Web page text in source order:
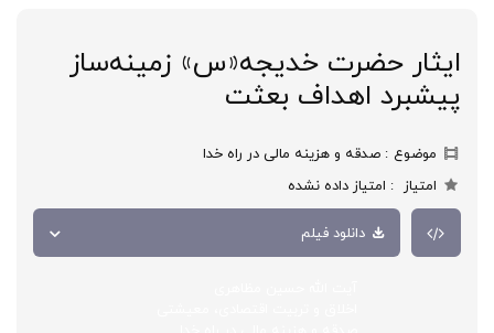
ایثار حضرت خدیجه«س» زمینه‌ساز
پیشبرد اهداف بعثت
موضوع
صدقه و هزینه مالی در راه خدا
امتیاز
امتیاز داده نشده
دانلود فیلم